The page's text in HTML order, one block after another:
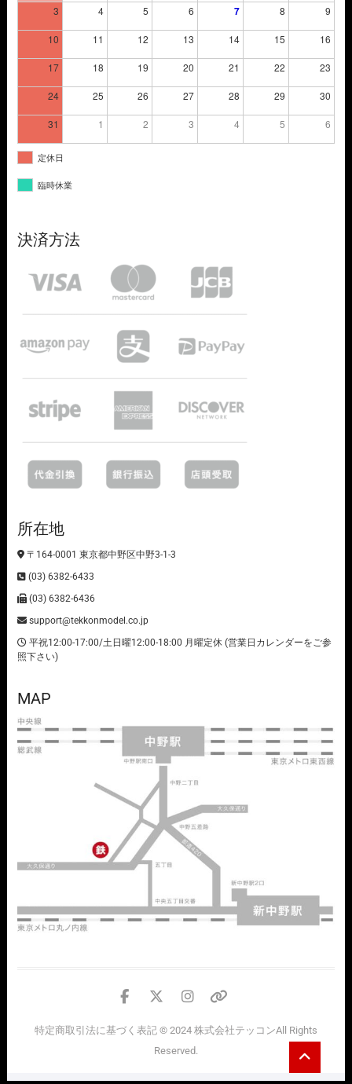
3 4 5 6 7 8 9
10 11 12 13 14 15 16
17 18 19 20 21 22 23
24 25 26 27 28 29 30
31 1 2 3 4 5 6
定休日
臨時休業
決済方法
所在地
〒164-0001 東京都中野区中野3-1-3
(03) 6382-6433
(03) 6382-6436
support@tekkonmodel.co.jp
平祝12:00-17:00/土日曜12:00-18:00 月曜定休 (営業日カレンダーをご参
照下さい)
MAP
facebook
twitter
instagram
情
特定商取引法に基づく表記© 2024 株式会社テッコンAll Rights
Reserved.
to